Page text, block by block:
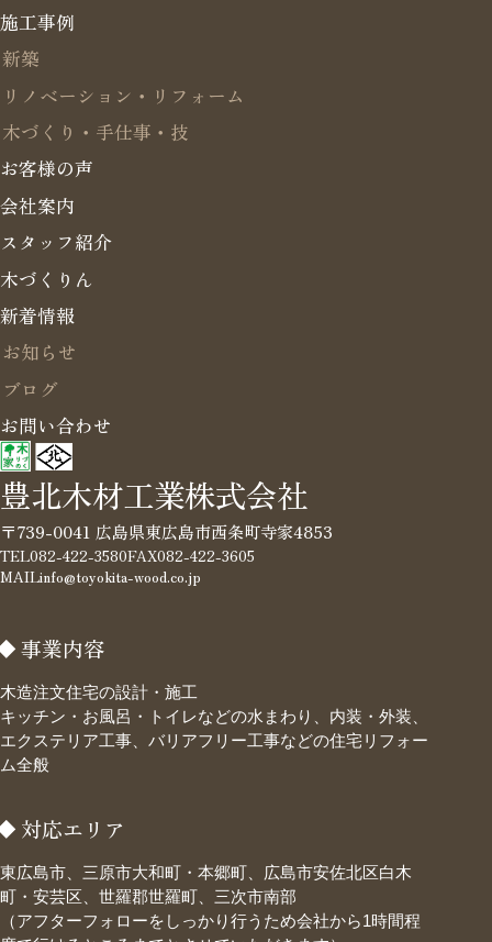
施工事例
新築
リノベーション・リフォーム
木づくり・手仕事・技
お客様の声
会社案内
スタッフ紹介
木づくりん
新着情報
お知らせ
ブログ
お問い合わせ
豊北木材工業株式会社
〒739-0041 広島県東広島市西条町寺家4853
TEL082-422-3580FAX082-422-3605
MAILinfo@toyokita-wood.co.jp
事業内容
木造注文住宅の設計・施工
キッチン・お風呂・トイレなどの水まわり、内装・外装、
エクステリア工事、バリアフリー工事などの住宅リフォー
ム全般
対応エリア
東広島市、三原市大和町・本郷町、広島市安佐北区白木
町・安芸区、世羅郡世羅町、三次市南部
（アフターフォローをしっかり行うため会社から1時間程